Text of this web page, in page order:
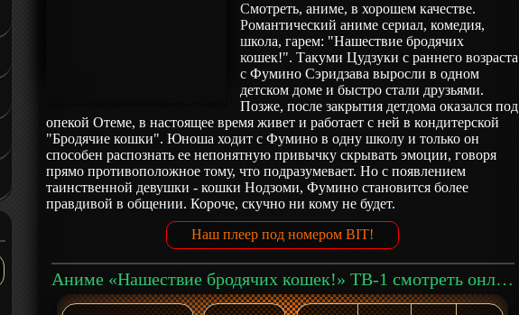
Смотреть, аниме, в хорошем качестве.
Романтический аниме сериал, комедия,
школа, гарем: "Нашествие бродячих
кошек!". Такуми Цудзуки с раннего возраста
с Фумино Сэридзава выросли в одном
детском доме и быстро стали друзьями.
Позже, после закрытия детдома оказался под
опекой Отеме, в настоящее время живет и работает с ней в кондитерской
"Бродячие кошки". Юноша ходит с Фумино в одну школу и только он
способен распознать ее непонятную привычку скрывать эмоции, говоря
прямо противоположное тому, что подразумевает. Но с появлением
таинственной девушки - кошки Нодзоми, Фумино становится более
правдивой в общении. Короче, скучно ни кому не будет.
Наш плеер под номером BIT!
Аниме «Нашествие бродячих кошек!» ТВ-1 смотреть онлайн